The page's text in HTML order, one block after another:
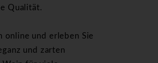
Qualität.
online und erleben Sie
und zarten